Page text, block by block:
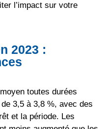
l’impact sur votre
2023 :
toutes durées
3,5 à 3,8 %, avec des
et la période. Les